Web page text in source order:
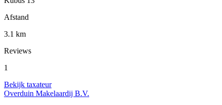
Afstand
3.1 km
Reviews
1
Bekijk taxateur
Overduin Makelaardij B.V.